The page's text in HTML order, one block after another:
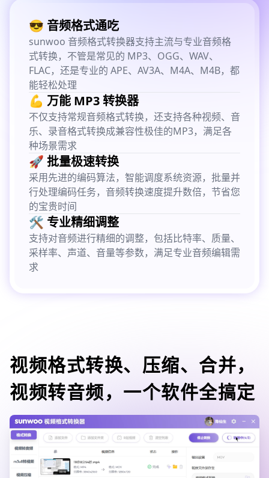
😎 音频格式通吃
sunwoo 音频格式转换器支持主流与专业音频格
式转换，不管是常见的 MP3、OGG、WAV、
FLAC，还是专业的 APE、AV3A、M4A、M4B，都
能轻松处理
💪 万能 MP3 转换器
不仅支持常规音频格式转换，还支持各种视频、音
乐、录音格式转换成兼容性极佳的MP3，满足各
种场景需求
🚀 批量极速转换
采用先进的编码算法，智能调度系统资源，批量并
行处理编码任务，音频转换速度提升数倍，节省您
的宝贵时间
🛠️ 专业精细调整
支持对音频进行精细的调整，包括比特率、质量、
采样率、声道、音量等参数，满足专业音频编辑需
求
视频格式转换、压缩、合并，
视频转音频，一个软件全搞定